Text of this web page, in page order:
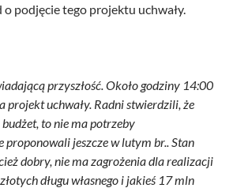
podjęcie tego projektu uchwały.
przyszłość. Około godziny 14:00
projekt uchwały. Radni stwierdzili, że
to nie ma potrzeby
jeszcze w lutym br.. Stan
dobry, nie ma zagrożenia dla realizacji
długu własnego i jakieś 17 mln